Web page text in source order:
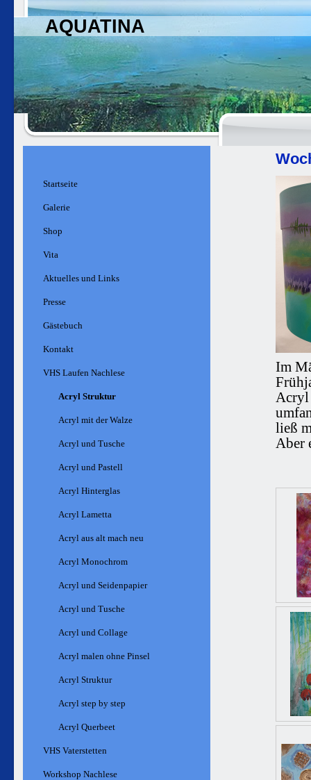
AQUATINA
Im
Acryl
ließ
Aber
Startseite
Galerie
Shop
Vita
Aktuelles und Links
Presse
Gästebuch
Kontakt
VHS Laufen Nachlese
Acryl Struktur
Acryl mit der Walze
Acryl und Tusche
Acryl und Pastell
Acryl Hinterglas
Acryl Lametta
Acryl aus alt mach neu
Acryl Monochrom
Acryl und Seidenpapier
Acryl und Tusche
Acryl und Collage
Acryl malen ohne Pinsel
Acryl Struktur
Acryl step by step
Acryl Querbeet
VHS Vaterstetten
Workshop Nachlese